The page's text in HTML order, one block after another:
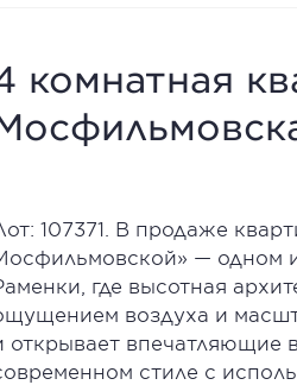
комнатная
107371. В продаже
— одном
где высотная
воздуха и
открывает впечатляющие
стиле с